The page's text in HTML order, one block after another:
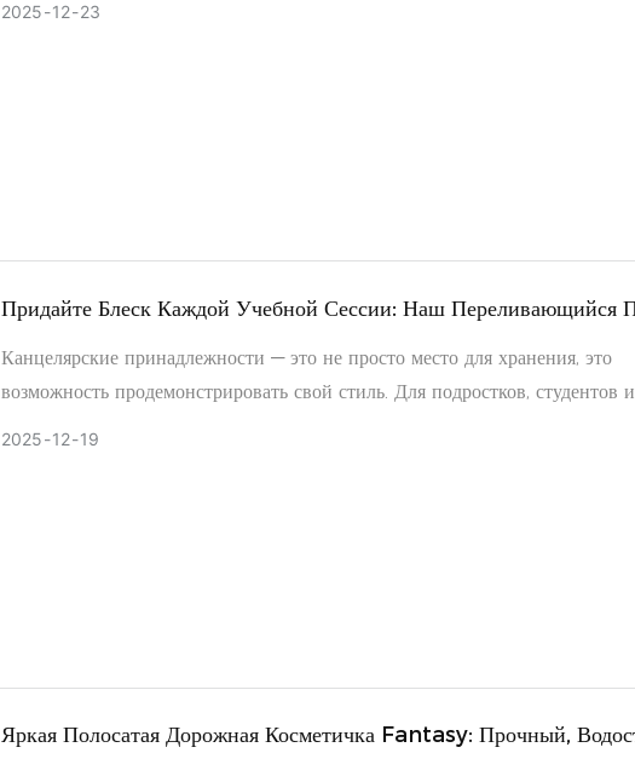
2025 12 23
Придайте Блеск Каждой Учебной Сессии: Наш Переливающийся
Канцелярские принадлежности — это не просто место для хранения, это
возможность продемонстрировать свой стиль. Для подростков, студентов и
2025 12 19
Яркая Полосатая Дорожная Косметичка Fantasy: Прочный,